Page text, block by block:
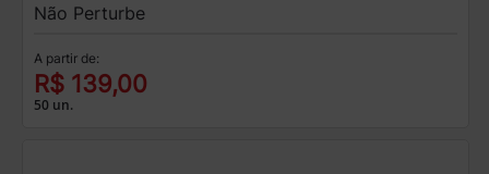
Não Perturbe
A partir de:
R$ 139,00
50 un.